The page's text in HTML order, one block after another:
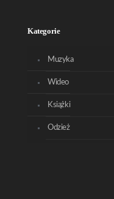
Kategorie
Muzyka
Wideo
Książki
Odzież